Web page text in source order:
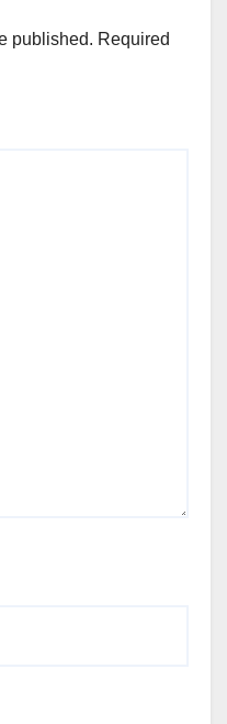
published. Required